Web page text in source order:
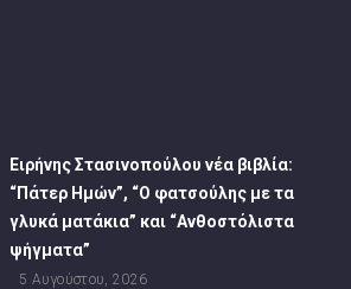
Ειρήνης Στασινοπούλου νέα βιβλία:
“Πάτερ Ημών”, “Ο φατσούλης με τα
γλυκά ματάκια” και “Ανθοστόλιστα
ψήγματα”
5 Αυγούστου, 2026